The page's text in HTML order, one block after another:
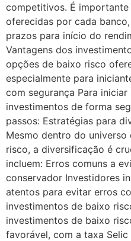
competitivos. É
oferecidas por cada
prazos para início do
Vantagens dos
opções de baixo risco
especialmente para
com segurança Para
investimentos de forma
passos: Estratégias para
Mesmo dentro do
risco, a diversificação é
incluem: Erros comuns a
conservador Investidores
atentos para evitar erros
investimentos de baixo
investimentos de baixo
favorável, com a taxa